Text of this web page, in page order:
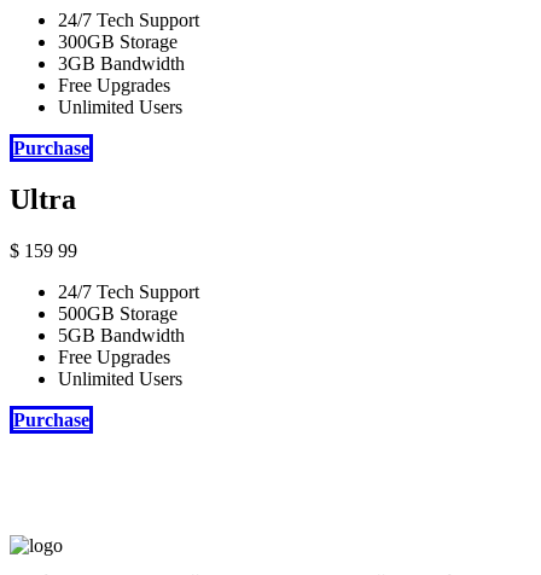
24/7 Tech Support
300GB Storage
3GB Bandwidth
Free Upgrades
Unlimited Users
Purchase
Ultra
$ 159 99
24/7 Tech Support
500GB Storage
5GB Bandwidth
Free Upgrades
Unlimited Users
Purchase